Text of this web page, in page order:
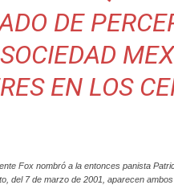
DE
EN LOS
Fox nombró a la entonces panista
del 7 de marzo de 2001, aparecen